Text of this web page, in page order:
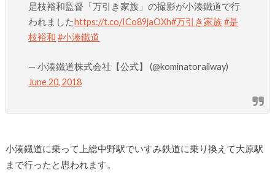
是枝裕和監督「万引き家族」の撮影が小湊鐵道で行
われましたhttps://t.co/ICo89jaOXh#万引き家族 #是
枝裕和 #小湊鐵道
— 小湊鐵道株式会社【公式】 (@kominatorailway)
June 20, 2018
小湊鐡道に乗って上総中野駅でいすみ鉄道に乗り換えて大原駅
まで行ったと思われます。